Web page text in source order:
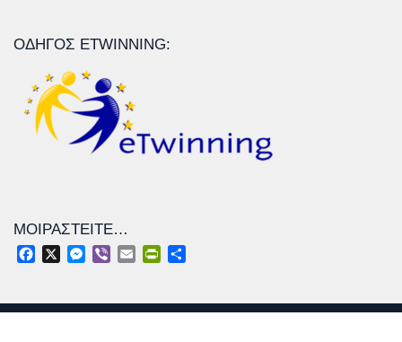
ΟΔΗΓΌΣ ETWINNING:
ΜΟΙΡΑΣΤΕΊΤΕ…
FacebookMessenger
Viber EmailPrintFriendly